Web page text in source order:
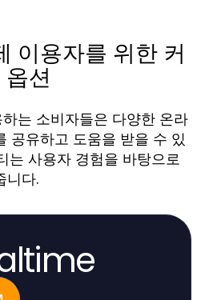
이용자를 위한 커
션
는 소비자들은 다양한 온라
공유하고 도움을 받을 수 있
는 사용자 경험을 바탕으로
니다.